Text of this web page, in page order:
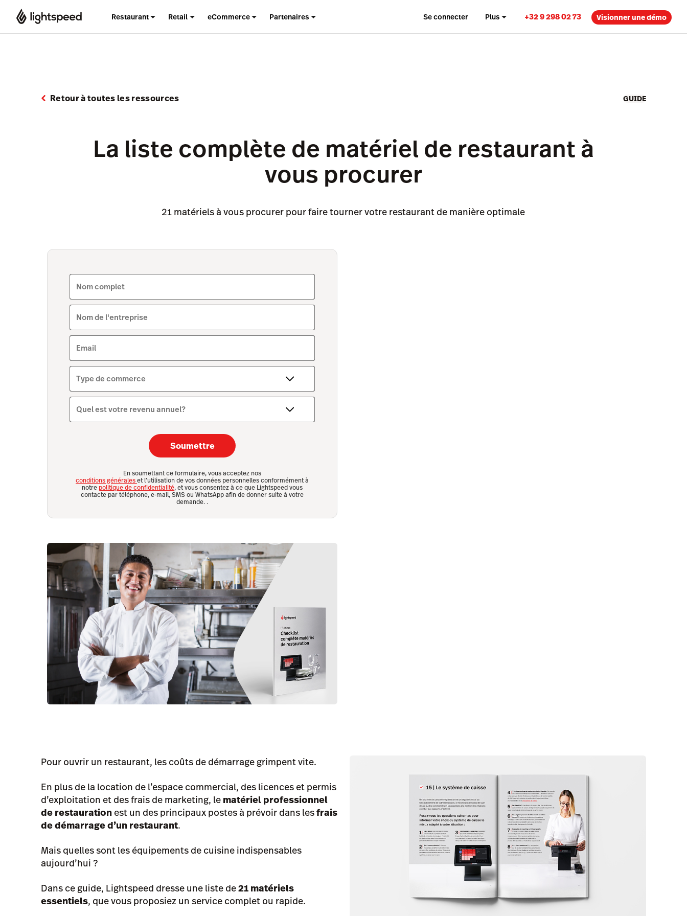
Restaurant Retail eCommerce Partenaires Se connecter Plus +32 9 298 02 73 Visionner une démo
Retour à toutes les ressources GUIDE
La liste complète de matériel de restaurant à
vous procurer
21 matériels à vous procurer pour faire tourner votre restaurant de manière optimale
Nom complet
Nom de l'entreprise
Email
Type de commerce
Quel est votre revenu annuel?
Soumettre
En soumettant ce formulaire, vous acceptez nos
conditions généraleset l’utilisation de vos données personnelles conformément à
notre politique de confidentialité, et vous consentez à ce que Lightspeed vous
contacte par téléphone, e-mail, SMS ou WhatsApp afin de donner suite à votre
demande. .
Pour ouvrir un restaurant, les coûts de démarrage grimpent vite.
En plus de la location de l’espace commercial, des licences et permis
d’exploitation et des frais de marketing, le matériel professionnel
de restauration est un des principaux postes à prévoir dans lesfrais
de démarrage d’un restaurant.
Mais quelles sont les équipements de cuisine indispensables
aujourd’hui ?
Dans ce guide, Lightspeed dresse une liste de21 matériels
essentiels, que vous proposiez un service complet ou rapide.